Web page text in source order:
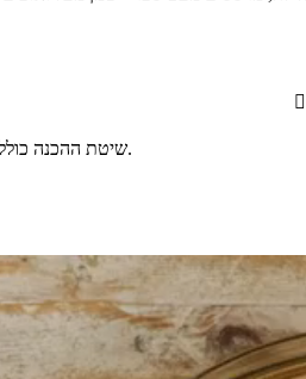

שיטת ההכנה כוללת גם בישול וטיגון. התבלינים במתכון לפי הטעם האישי.